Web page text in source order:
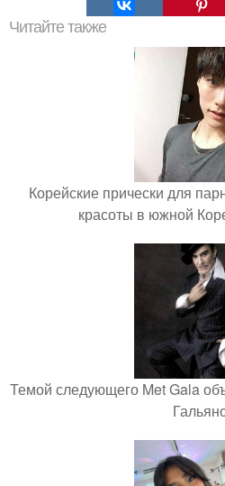
Читайте также
Корейские прически для
красоты в южной
Темой следующего Met Gala